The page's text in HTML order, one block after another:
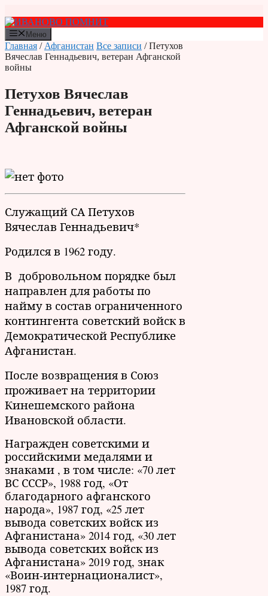
к
содержимому
Меню
Главная / Афганистан Все записи / Петухов
Вячеслав Геннадьевич, ветеран Афганской
войны
Петухов Вячеслав
Геннадьевич, ветеран
Афганской войны
Служащий СА Петухов
Вячеслав Геннадьевич*
Родился в 1962 году.
В добровольном порядке был
направлен для работы по
найму в состав ограниченного
контингента советский войск в
Демократической Республике
Афганистан.
После возвращения в Союз
проживает на территории
Кинешемского района
Ивановской области.
Награжден советскими и
российскими медалями и
знаками , в том числе: «70 лет
ВС СССР», 1988 год, «От
благодарного афганского
народа», 1987 год, «25 лет
вывода советских войск из
Афганистана» 2014 год, «30 лет
вывода советских войск из
Афганистана» 2019 год, знак
«Воин-интернационалист»,
1987 год.